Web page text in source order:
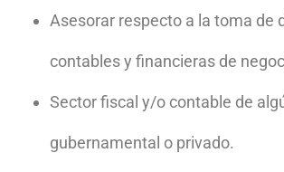
Asesorar respecto a la toma de
contables y financieras de
Sector fiscal y/o contable de
gubernamental o privado.